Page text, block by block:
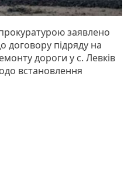
заявлено
договору підряду на
дороги у с. Левків
встановлення